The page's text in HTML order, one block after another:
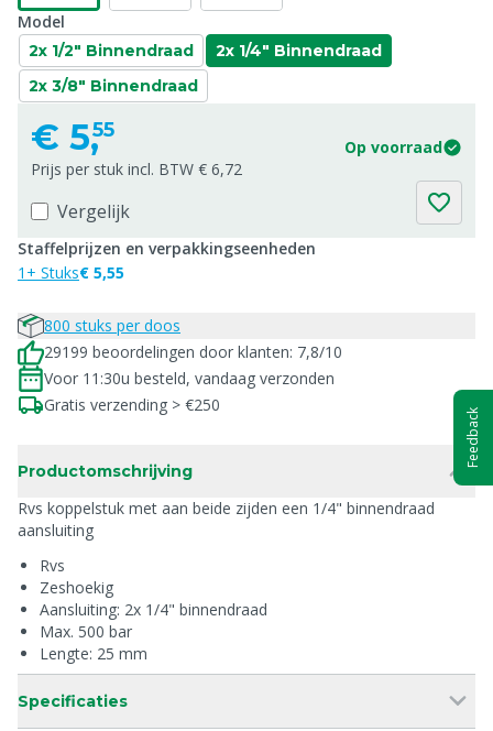
Model
2x 1/2" Binnendraad
2x 1/4" Binnendraad
2x 3/8" Binnendraad
€ 5,55
Op voorraad
Prijs per stuk incl. BTW € 6,72
Vergelijk
Staffelprijzen en verpakkingseenheden
1+ Stuks€ 5,55
800 stuks per doos
29199 beoordelingen door klanten: 7,8/10
Voor 11:30u besteld, vandaag verzonden
Gratis verzending > €250
Productomschrijving
Rvs koppelstuk met aan beide zijden een 1/4" binnendraad
aansluiting
Rvs
Zeshoekig
Aansluiting: 2x 1/4" binnendraad
Max. 500 bar
Lengte: 25 mm
Specificaties
Feedback